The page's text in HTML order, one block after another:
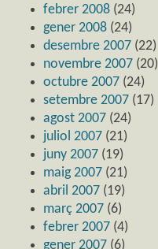
febrer 2008 (24)
gener 2008 (24)
desembre 2007 (22)
novembre 2007 (20)
octubre 2007 (24)
setembre 2007 (17)
agost 2007 (24)
juliol 2007 (21)
juny 2007 (19)
maig 2007 (21)
abril 2007 (19)
març 2007 (6)
febrer 2007 (4)
gener 2007 (6)